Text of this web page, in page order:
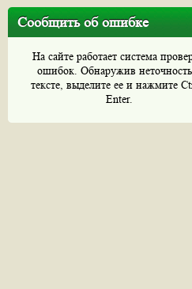
Сообщить об ошибке
На сайте работает система
ошибок. Обнаружив
тексте, выделите ее и нажмите
Enter.